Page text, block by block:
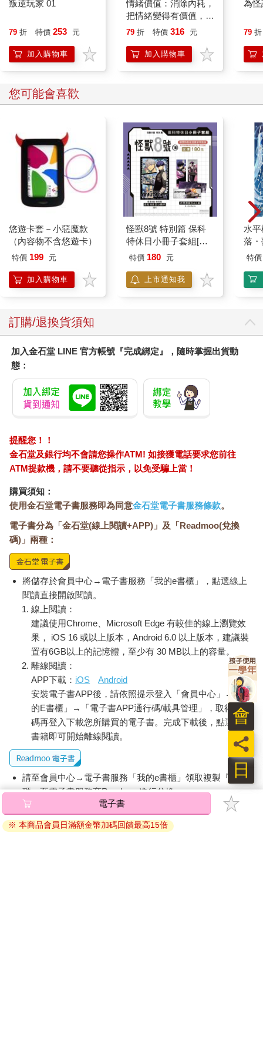
叛逆玩家 01
79 折 特價 253 元
加入購物車
情緒價值：消除內耗，
把情緒變得有價值，跟
誰都能自在相處
79 折 特價 316 元
加入購物車
為怪
79 折
您可能會喜歡
悠遊卡套－小惡魔款
（內容物不含悠遊卡）
特價 199 元
加入購物車
怪獸8號 特別篇 保科
特休日小冊子套組[限
加購]
特價 180 元
上市通知我
水
落
特價
訂購/退換貨須知
加入金石堂 LINE 官方帳號『完成綁定』，隨時掌握出貨動
態：
提醒您！！
金石堂及銀行均不會請您操作ATM! 如接獲電話要求您前往
ATM提款機，請不要聽從指示，以免受騙上當！
購買須知：
使用金石堂電子書服務即為同意金石堂電子書服務條款。
電子書分為「金石堂(線上閱讀+APP)」及「Readmoo(兌換
碼)」兩種：
將儲存於會員中心→電子書服務「我的e書櫃」，點選線上
閱讀直接開啟閱讀。
線上閱讀：
建議使用Chrome、Microsoft Edge 有較佳的線上瀏覽效
果， iOS 16 或以上版本，Android 6.0 以上版本，建議裝
置有6GB以上的記憶體，至少有 30 MB以上的容量。
離線閱讀：
APP下載： iOS
Android
安裝電子書APP後，請依照提示登入「會員中心」→「我
的E書櫃」→「電子書APP通行碼/載具管理」，取得通行
碼再登入下載您所購買的電子書。完成下載後，點選任一
書籍即可開始離線閱讀。
請至會員中心→電子書服務「我的e書櫃」領取複製『兌換
碼』至電子書服務商Readmoo進行兌換。
退換貨須知：
因版權保護，您在金石堂所購買的電子書僅能以金石堂專屬
電子書
※ 本商品會員日滿額金幣加碼回饋最高15倍
日
員
會